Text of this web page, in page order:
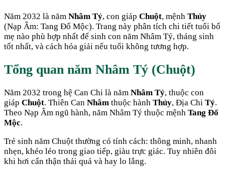
Năm 2032 là năm Nhâm Tý, con giáp Chuột, mệnh Thủy
(Nạp Âm: Tang Đố Mộc). Trang này phân tích chi tiết tuổi bố
mẹ nào phù hợp nhất để sinh con năm Nhâm Tý, tháng sinh
tốt nhất, và cách hóa giải nếu tuổi không tương hợp.
Tổng quan năm Nhâm Tý (Chuột)
Năm 2032 trong hệ Can Chi là năm Nhâm Tý, thuộc con
giáp Chuột. Thiên Can Nhâm thuộc hành Thủy, Địa Chi Tý.
Theo Nạp Âm ngũ hành, năm Nhâm Tý thuộc mệnh Tang Đố
Mộc.
Trẻ sinh năm Chuột thường có tính cách: thông minh, nhanh
nhẹn, khéo léo trong giao tiếp, giàu trực giác. Tuy nhiên đôi
khi hơi cẩn thận thái quá và hay lo lắng.